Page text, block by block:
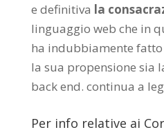
e definitiva la
linguaggio web che in
ha indubbiamente
la sua propensione sia
back end. continua a
Per info relative ai